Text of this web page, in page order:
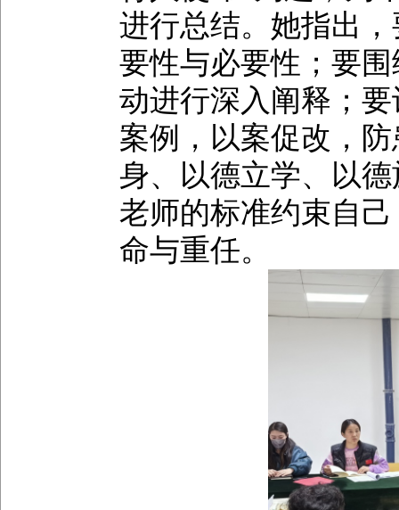
进行总结。她指出
要性与必要性；要
动进行深入阐释；
案例，以案促改，
身、以德立学、以
老师的标准约束自
命与重任。